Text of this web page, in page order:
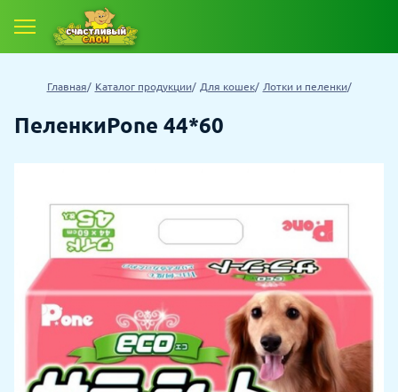
Главная Каталог продукции Для кошек Лотки и пеленки
ПеленкиPone 44*60